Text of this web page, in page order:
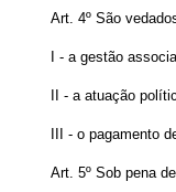
Art. 4º São
I - a gestão
II - a atuação
III - o pagamento
Art. 5º Sob pena